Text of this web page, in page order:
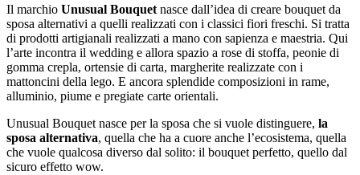
Il marchio Unusual Bouquetnasce dall’idea di creare bouquet da
sposa alternativi a quelli realizzati con i classici fiori freschi. Si tratta
di prodotti artigianali realizzati a mano con sapienza e maestria. Qui
l’arte incontra il wedding e allora spazio a rose di stoffa, peonie di
gomma crepla, ortensie di carta, margherite realizzate con i
mattoncini della lego. E ancora splendide composizioni in rame,
alluminio, piume e pregiate carte orientali.
Unusual Bouquet nasce per la sposa che si vuole distinguere, la
sposa alternativa, quella che ha a cuore anche l’ecosistema, quella
che vuole qualcosa diverso dal solito: il bouquet perfetto, quello dal
sicuro effetto wow.